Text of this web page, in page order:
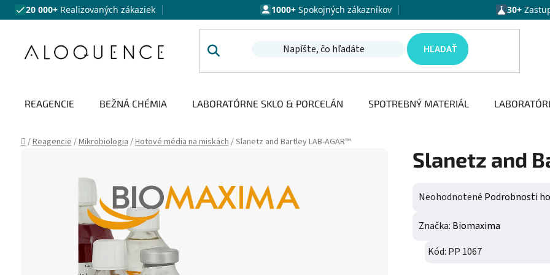
Prejsť na obsah
20 000+ Realizovaných zákaziek 1000+Spokojných zákazníkov 30+
HĽADAŤ
REAGENCIE BEŽNÁ CHÉMIA LABORATÓRNE SKLO & PORCELÁN SPOTREBNÝ MATERIÁL
Domov
/Reagencie /Mikrobiologia /Hotové média na miskách /Slanetz and Bartley LAB-AGAR™
Slanetz and
Priemerné hodnotenie
Neohodnotené Podrobnosti
Značka: Biomaxima
Kód: PP 1067